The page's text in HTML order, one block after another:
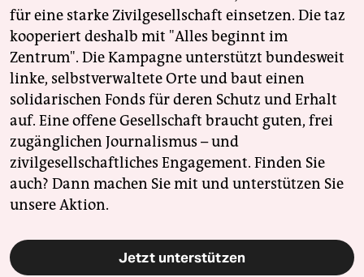
für eine starke Zivilgesellschaft einsetzen. Die taz
kooperiert deshalb mit "Alles beginnt im
Zentrum". Die Kampagne unterstützt bundesweit
linke, selbstverwaltete Orte und baut einen
solidarischen Fonds für deren Schutz und Erhalt
auf. Eine offene Gesellschaft braucht guten, frei
zugänglichen Journalismus – und
zivilgesellschaftliches Engagement. Finden Sie
auch? Dann machen Sie mit und unterstützen Sie
unsere Aktion.
Jetzt unterstützen